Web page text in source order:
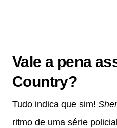
Vale a pena
Country?
Tudo indica que sim!
ritmo de uma série